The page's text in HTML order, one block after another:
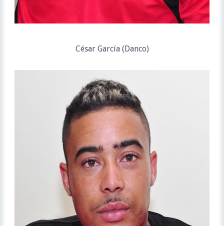
César García (Danco)